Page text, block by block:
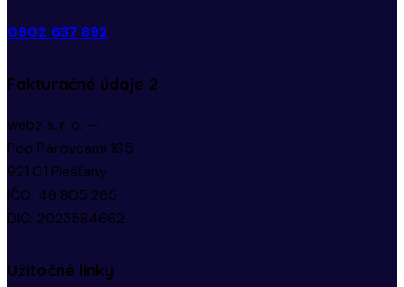
0902 637 892
Fakturačné údaje 2
webz s. r. o. —
Pod Párovcami 165
921 01 Piešťany
IČO: 46 805 265
DIČ: 2023584662
Užitočné linky